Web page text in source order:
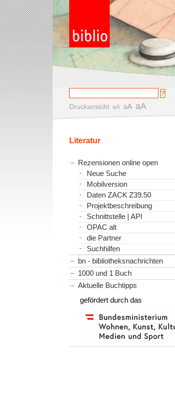
Druckansicht aA aA aA
Literatur
Rezensionen online open
Neue Suche
Mobilversion
Daten ZACK Z39.50
Projektbeschreibung
Schnittstelle | API
OPAC alt
die Partner
Suchhilfen
bn - bibliotheksnachrichten
1000 und 1 Buch
Aktuelle Buchtipps
gefördert durch das